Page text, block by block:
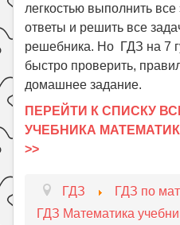
легкостью выполнить все
ответы и решить все
решебника. Но ГДЗ на 7
быстро проверить,
домашнее задание.
ПЕРЕЙТИ К СПИСКУ
УЧЕБНИКА
>>
ГДЗ
ГДЗ по
ГДЗ Математика